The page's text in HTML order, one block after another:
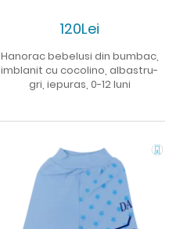
120Lei
Hanorac bebelusi din bumbac,
imblanit cu cocolino, albastru-
gri, iepuras, 0-12 luni